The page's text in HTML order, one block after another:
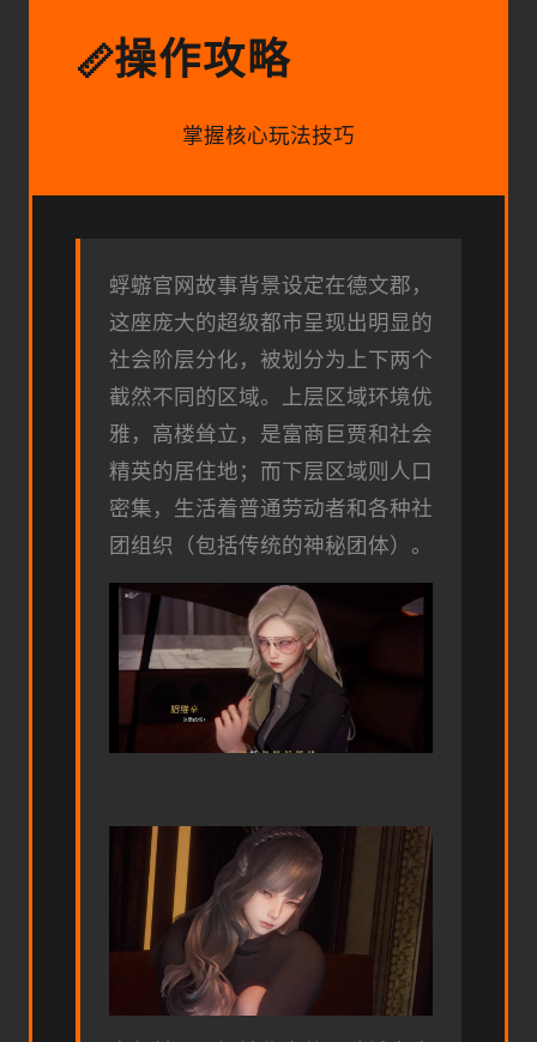
📏操作攻略
掌握核心玩法技巧
蜉蝣官网故事背景设定在德文郡，
这座庞大的超级都市呈现出明显的
社会阶层分化，被划分为上下两个
截然不同的区域。上层区域环境优
雅，高楼耸立，是富商巨贾和社会
精英的居住地；而下层区域则人口
密集，生活着普通劳动者和各种社
团组织（包括传统的神秘团体）。